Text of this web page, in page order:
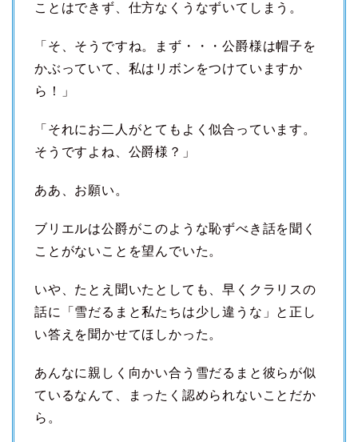
ことはできず、仕方なくうなずいてしまう。
「そ、そうですね。まず・・・公爵様は帽子を
かぶっていて、私はリボンをつけていますか
ら！」
「それにお二人がとてもよく似合っています。
そうですよね、公爵様？」
ああ、お願い。
ブリエルは公爵がこのような恥ずべき話を聞く
ことがないことを望んでいた。
いや、たとえ聞いたとしても、早くクラリスの
話に「雪だるまと私たちは少し違うな」と正し
い答えを聞かせてほしかった。
あんなに親しく向かい合う雪だるまと彼らが似
ているなんて、まったく認められないことだか
ら。